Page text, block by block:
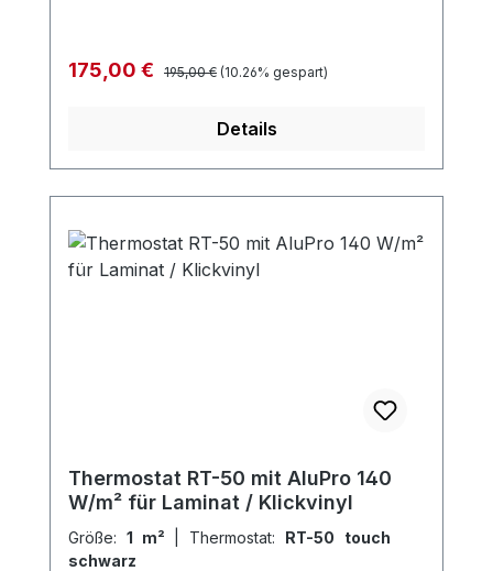
Verkaufspreis:
175,00 € Regulärer Preis:
195,00 € (10.26% gespart)
Details
Thermostat RT-50 mit AluPro 140
W/m² für Laminat / Klickvinyl
Größe: 1 m² Thermostat: RT-50 touch
schwarz